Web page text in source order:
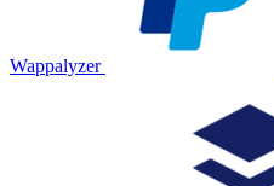
Wappalyzer